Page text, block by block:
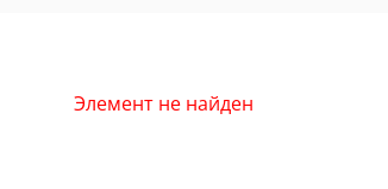
Элемент не найден